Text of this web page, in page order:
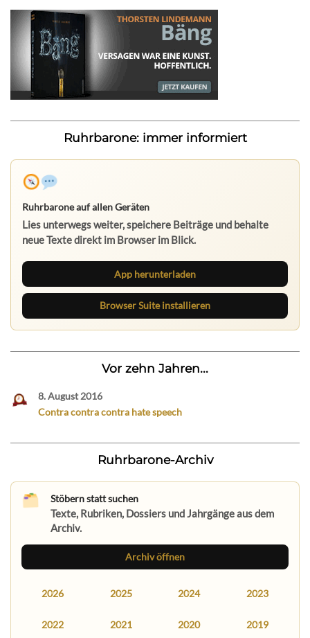
Ruhrbarone: immer informiert
Ruhrbarone auf allen Geräten
Lies unterwegs weiter, speichere Beiträge und behalte
neue Texte direkt im Browser im Blick.
App herunterladen
Browser Suite installieren
Vor zehn Jahren...
8. August 2016
Contra contra contra hate speech
Ruhrbarone-Archiv
Stöbern statt suchen
Texte, Rubriken, Dossiers und Jahrgänge aus dem
Archiv.
Archiv öffnen
2026 2025 2024 2023
2022 2021 2020 2019